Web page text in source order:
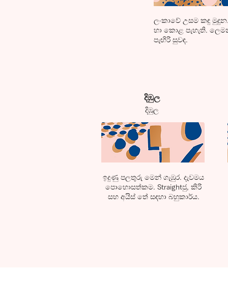
ලංකාවේ උසම කඳු
හා කොළ පැහැති.
පැඟිරි සුවඳ.
​දිඹුල
​දිඹුල
ඉදුණු පලතුරු මෙන් ගැඹුර. දැවමය
පොහොසත්කම. Straightජු, කිරි
සහ අයිස් තේ සඳහා බහුකාර්ය.